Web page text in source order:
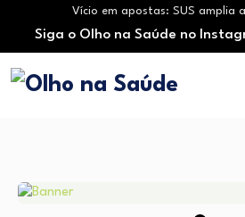
Vício em apostas: SUS amplia
Tratamento do câncer de
Mitos sobre a testosterona
Siga o Olho na Saúde no